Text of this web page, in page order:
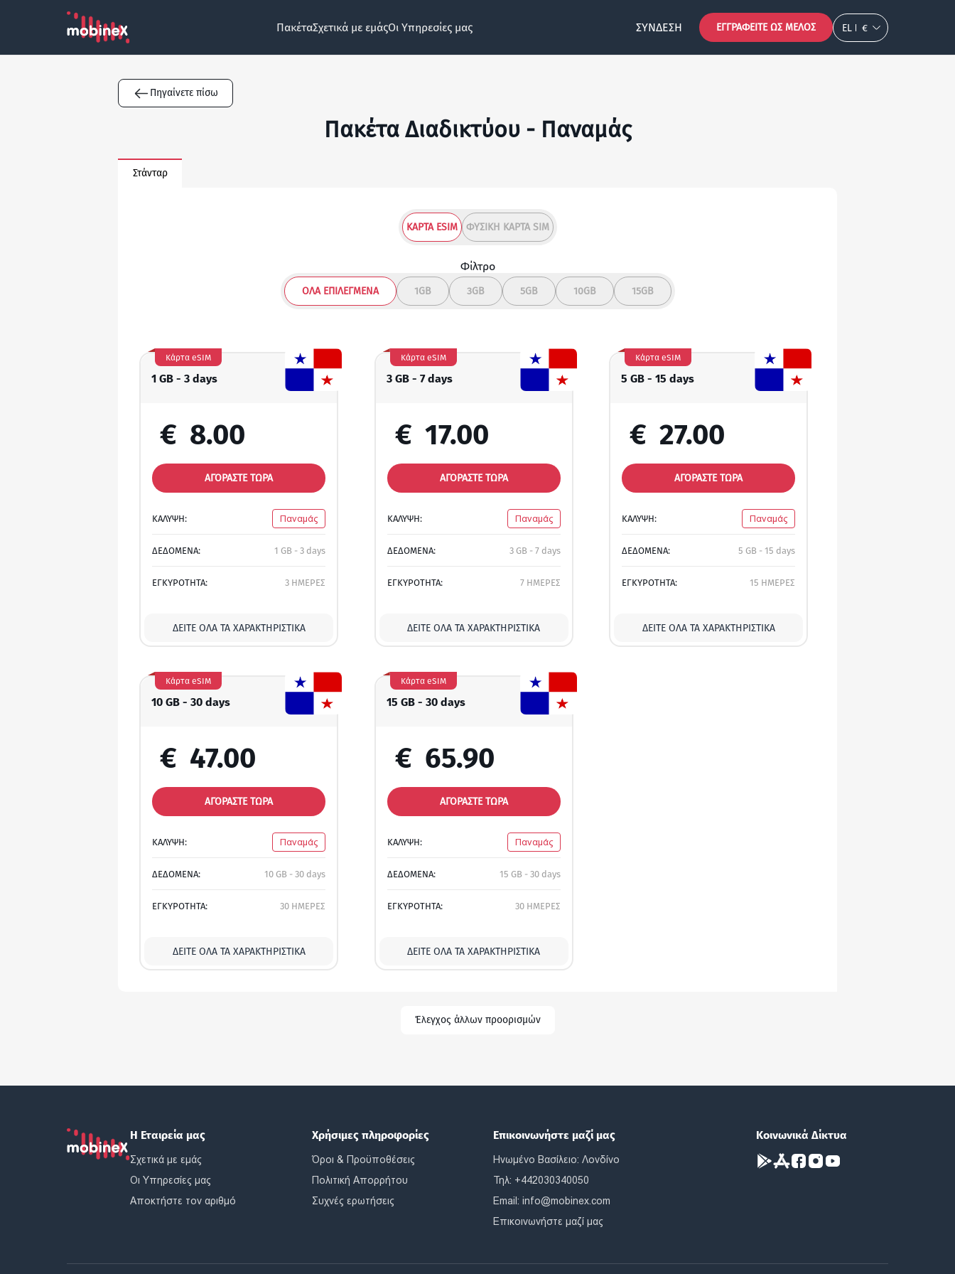
ΠακέταΣχετικά με εμάςΟι Υπηρεσίες μας ΣΎΝΔΕΣΗ ΕΓΓΡΑΦΕΊΤΕ ΩΣ ΜΈΛΟΣ EL €
Πηγαίνετε πίσω
Πακέτα Διαδικτύου - Παναμάς
Στάνταρ
ΚΆΡΤΑ ESIM ΦΥΣΙΚΉ ΚΆΡΤΑ SIM
Φίλτρο
ΌΛΑ ΕΠΙΛΕΓΜΈΝΑ 1GB 3GB 5GB 10GB 15GB
1 GB - 3 days
Κάρτα eSIM
€ 8.00
ΑΓΟΡΑΣΤΕ ΤΩΡΑ
ΚΑΛΥΨΗ: Παναμάς
ΔΕΔΟΜΕΝΑ: 1 GB - 3 days
ΕΓΚΥΡΟΤΗΤΑ: 3 ΗΜΕΡΕΣ
ΔΕΊΤΕ ΌΛΑ ΤΑ ΧΑΡΑΚΤΗΡΙΣΤΙΚΆ
3 GB - 7 days
Κάρτα eSIM
€ 17.00
ΑΓΟΡΑΣΤΕ ΤΩΡΑ
ΚΑΛΥΨΗ: Παναμάς
ΔΕΔΟΜΕΝΑ: 3 GB - 7 days
ΕΓΚΥΡΟΤΗΤΑ: 7 ΗΜΕΡΕΣ
ΔΕΊΤΕ ΌΛΑ ΤΑ ΧΑΡΑΚΤΗΡΙΣΤΙΚΆ
5 GB - 15 days
Κάρτα eSIM
€ 27.00
ΑΓΟΡΑΣΤΕ ΤΩΡΑ
ΚΑΛΥΨΗ: Παναμάς
ΔΕΔΟΜΕΝΑ: 5 GB - 15 days
ΕΓΚΥΡΟΤΗΤΑ: 15 ΗΜΕΡΕΣ
ΔΕΊΤΕ ΌΛΑ ΤΑ ΧΑΡΑΚΤΗΡΙΣΤΙΚΆ
10 GB - 30 days
Κάρτα eSIM
€ 47.00
ΑΓΟΡΑΣΤΕ ΤΩΡΑ
ΚΑΛΥΨΗ: Παναμάς
ΔΕΔΟΜΕΝΑ: 10 GB - 30 days
ΕΓΚΥΡΟΤΗΤΑ: 30 ΗΜΕΡΕΣ
ΔΕΊΤΕ ΌΛΑ ΤΑ ΧΑΡΑΚΤΗΡΙΣΤΙΚΆ
15 GB - 30 days
Κάρτα eSIM
€ 65.90
ΑΓΟΡΑΣΤΕ ΤΩΡΑ
ΚΑΛΥΨΗ: Παναμάς
ΔΕΔΟΜΕΝΑ: 15 GB - 30 days
ΕΓΚΥΡΟΤΗΤΑ: 30 ΗΜΕΡΕΣ
ΔΕΊΤΕ ΌΛΑ ΤΑ ΧΑΡΑΚΤΗΡΙΣΤΙΚΆ
Έλεγχος άλλων προορισμών
Η Εταιρεία μας
Σχετικά με εμάς
Οι Υπηρεσίες μας
Αποκτήστε τον αριθμό
Χρήσιμες πληροφορίες
Όροι & Προϋποθέσεις
Πολιτική Απορρήτου
Συχνές ερωτήσεις
Επικοινωνήστε μαζί μας
Ηνωμένο Βασίλειο: Λονδίνο
Τηλ: +442030340050
Email:info@mobinex.com
Επικοινωνήστε μαζί μας
Κοινωνικά Δίκτυα